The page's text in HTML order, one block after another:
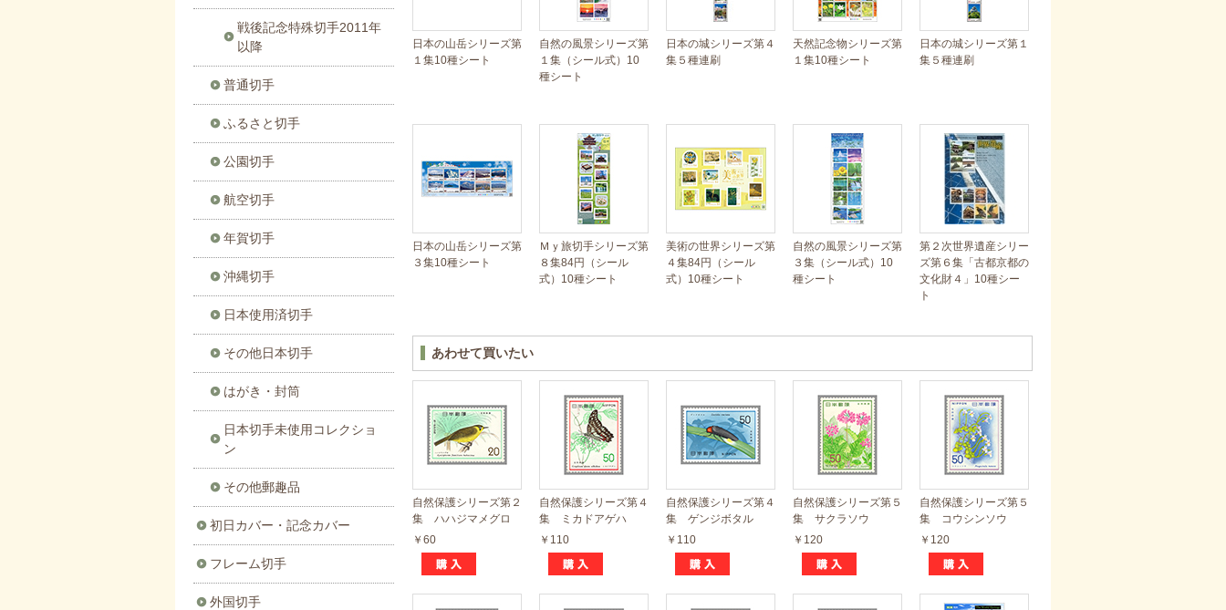
日本の山岳シリーズ第
１集10種シート
自然の風景シリーズ第
１集（シール式）10
種シート
日本の城シリーズ第４
集５種連刷
天然記念物シリーズ第
１集10種シート
日本の城シリーズ第１
集５種連刷
日本の山岳シリーズ第
３集10種シート
Ｍｙ旅切手シリーズ第
８集84円（シール
式）10種シート
美術の世界シリーズ第
４集84円（シール
式）10種シート
自然の風景シリーズ第
３集（シール式）10
種シート
第２次世界遺産シリー
ズ第６集「古都京都の
文化財４」10種シー
ト
あわせて買いたい
自然保護シリーズ第２
集 ハハジマメグロ
￥60
自然保護シリーズ第４
集 ミカドアゲハ
￥110
自然保護シリーズ第４
集 ゲンジボタル
￥110
自然保護シリーズ第５
集 サクラソウ
￥120
自然保護シリーズ第５
集 コウシンソウ
￥120
戦後記念特殊切手2011年
以降
普通切手
ふるさと切手
公園切手
航空切手
年賀切手
沖縄切手
日本使用済切手
その他日本切手
はがき・封筒
日本切手未使用コレクショ
ン
その他郵趣品
初日カバー・記念カバー
フレーム切手
外国切手